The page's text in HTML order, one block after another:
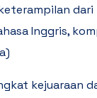
dari
Inggris,
kejuaraan